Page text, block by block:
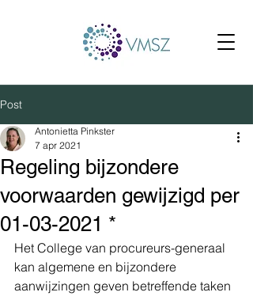
Post
Regeling bijzondere
voorwaarden gewijzigd per
01-03-2021 *
Antonietta Pinkster
7 apr 2021
Het College van procureurs-generaal
kan algemene en bijzondere
aanwijzingen geven betreffende taken